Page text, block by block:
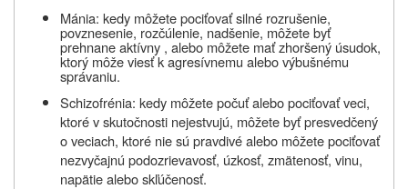
Mánia: kedy môžete pociťovať silné rozrušenie,
povznesenie, rozčúlenie, nadšenie, môžete byť
prehnane aktívny , alebo môžete mať zhoršený úsudok,
ktorý môže viesť k agresívnemu alebo výbušnému
správaniu.
Schizofrénia: kedy môžete počuť alebo pociťovať veci,
ktoré v skutočnosti nejestvujú, môžete byť presvedčený
o veciach, ktoré nie sú pravdivé alebo môžete pociťovať
nezvyčajnú podozrievavosť, úzkosť, zmätenosť, vinu,
napätie alebo skľúčenosť.